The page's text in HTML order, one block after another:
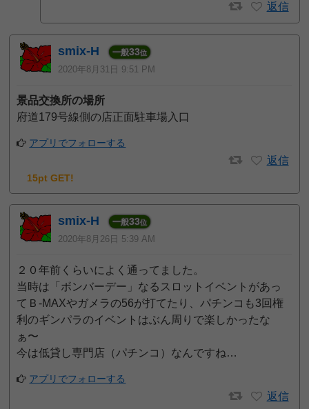
返信
smix-H 一般33位
2020年8月31日 9:51 PM
景品交換所の場所
府道179号線側の店正面駐車場入口
アプリでフォローする
返信
15pt GET!
smix-H 一般33位
2020年8月26日 5:39 AM
２０年前くらいによく通ってました。
当時は「ボンバーデー」なるスロットイベントがあっ
てＢ-MAXやガメラの56が打てたり、パチンコも3回権
利のギンパラのイベントはぶん周りで楽しかったな
ぁ〜
今は低貸し専門店（パチンコ）なんですね…
アプリでフォローする
返信